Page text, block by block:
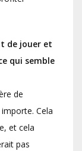
de jouer et
qui semble
de
Cela
et cela
pas